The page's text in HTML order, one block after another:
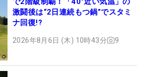
激闘後は“2日連続もつ鍋”でスタミ
ナ回復!?
2026年8月6日 (木) 10時43分 9